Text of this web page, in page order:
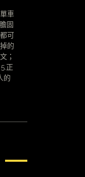
車
固
可
的
；
正
的